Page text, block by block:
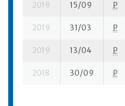
2019 15/09 P
2019 31/03 P
2019 13/04 P
2018 30/09 P